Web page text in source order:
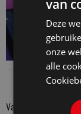
Van onze
van
Deze
onze
alle